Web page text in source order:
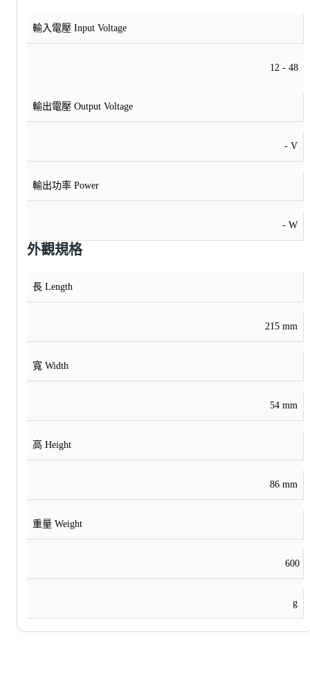
輸入電壓 Input Voltage
12 - 48
輸出電壓 Output Voltage
- V
輸出功率 Power
- W
外觀規格
長 Length
215 mm
寬 Width
54 mm
高 Height
86 mm
重量 Weight
600
g